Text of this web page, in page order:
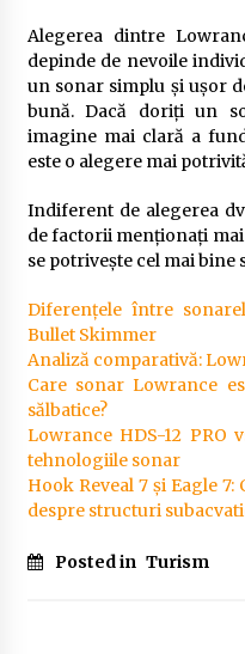
Alegerea dintre
depinde de nevoile
un sonar simplu și ușor
bună. Dacă doriți un
imagine mai clară a
este o alegere mai
Indiferent de alegerea
de factorii menționați
se potrivește cel mai bine
Diferențele între
Bullet Skimmer
Analiză comparativă:
Care sonar Lowrance
sălbatice?
Lowrance HDS-12 PRO
tehnologiile sonar
Hook Reveal 7 și Eagle
despre structuri
Posted in Turism